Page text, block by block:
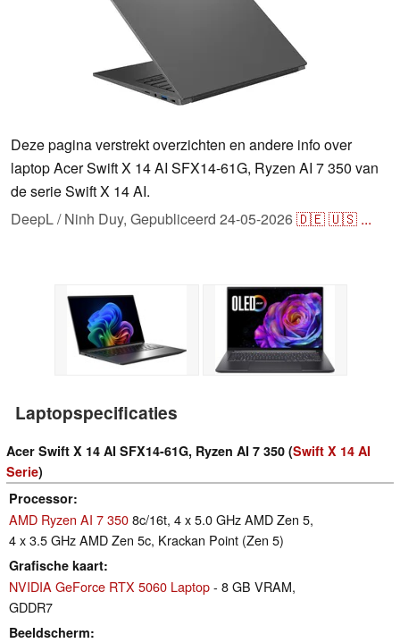
Deze pagina verstrekt overzichten en andere info over
laptop Acer Swift X 14 AI SFX14-61G, Ryzen AI 7 350 van
de serie Swift X 14 AI.
DeepL / Ninh Duy, Gepubliceerd 24-05-2026🇩🇪🇺🇸 ...
Laptopspecificaties
Acer Swift X 14 AI SFX14-61G, Ryzen AI 7 350 (Swift X 14 AI
Serie)
Processor
AMD Ryzen AI 7 3508c/16t, 4 x 5.0 GHz AMD Zen 5,
4 x 3.5 GHz AMD Zen 5c, Krackan Point (Zen 5)
Grafische kaart
NVIDIA GeForce RTX 5060 Laptop- 8 GB VRAM,
GDDR7
Beeldscherm